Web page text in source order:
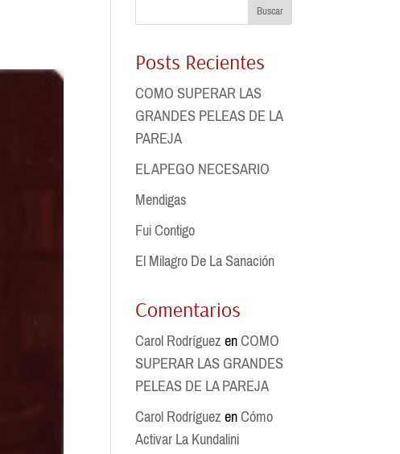
Buscar
Posts Recientes
COMO SUPERAR LAS
GRANDES PELEAS DE LA
PAREJA
EL APEGO NECESARIO
Mendigas
Fui Contigo
El Milagro De La Sanación
Comentarios
Carol RodríguezenCOMO
SUPERAR LAS GRANDES
PELEAS DE LA PAREJA
Carol RodríguezenCómo
Activar La Kundalini